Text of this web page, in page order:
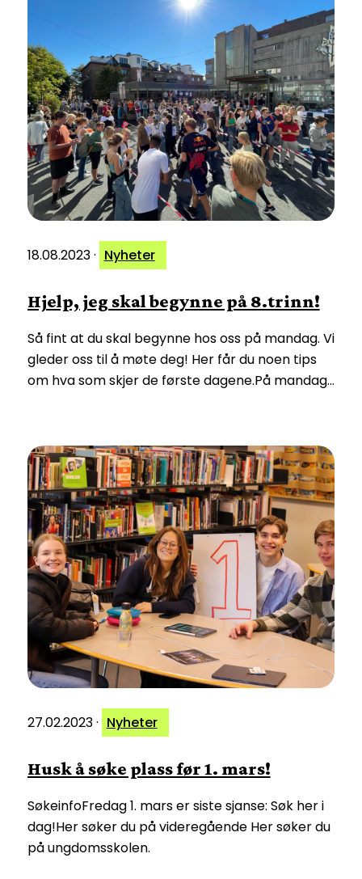
18.08.2023· Nyheter
Hjelp, jeg skal begynne på 8.trinn!
Så fint at du skal begynne hos oss på mandag. Vi
gleder oss til å møte deg! Her får du noen tips
om hva som skjer de første dagene.På mandag…
27.02.2023· Nyheter
Husk å søke plass før 1. mars!
SøkeinfoFredag 1. mars er siste sjanse: Søk her i
dag!Her søker du på videregående Her søker du
på ungdomsskolen.